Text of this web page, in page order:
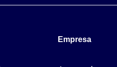
Empresa